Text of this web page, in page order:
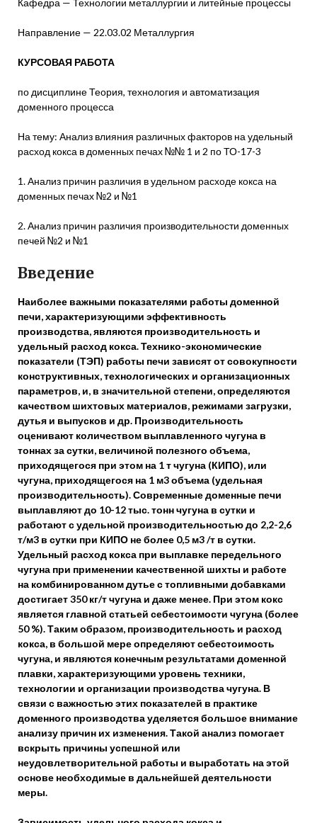
Кафедра — Технологии металлургии и литейные процессы
Направление — 22.03.02 Металлургия
КУРСОВАЯ РАБОТА
по дисциплине Теория, технология и автоматизация
доменного процесса
На тему: Анализ влияния различных факторов на удельный
расход кокса в доменных печах №№ 1 и 2 по ТО-17-3
1. Анализ причин различия в удельном расходе кокса на
доменных печах №2 и №1
2. Анализ причин различия производительности доменных
печей №2 и №1
Введение
Наиболее важными показателями работы доменной
печи, характеризующими эффективность
производства, являются производительность и
удельный расход кокса. Технико-экономические
показатели (ТЭП) работы печи зависят от совокупности
конструктивных, технологических и организационных
параметров, и, в значительной степени, определяются
качеством шихтовых материалов, режимами загрузки,
дутья и выпусков и др. Производительность
оценивают количеством выплавленного чугуна в
тоннах за сутки, величиной полезного объема,
приходящегося при этом на 1 т чугуна (КИПО), или
чугуна, приходящегося на 1 м3 объема (удельная
производительность). Современные доменные печи
выплавляют до 10-12 тыс. тонн чугуна в сутки и
работают с удельной производительностью до 2,2-2,6
т/м3 в сутки при КИПО не более 0,5 м3 /т в сутки.
Удельный расход кокса при выплавке передельного
чугуна при применении качественной шихты и работе
на комбинированном дутье с топливными добавками
достигает 350 кг/т чугуна и даже менее. При этом кокс
является главной статьей себестоимости чугуна (более
50 %). Таким образом, производительность и расход
кокса, в большой мере определяют себестоимость
чугуна, и являются конечным результатами доменной
плавки, характеризующими уровень техники,
технологии и организации производства чугуна. В
связи с важностью этих показателей в практике
доменного производства уделяется большое внимание
анализу причин их изменения. Такой анализ помогает
вскрыть причины успешной или
неудовлетворительной работы и выработать на этой
основе необходимые в дальнейшей деятельности
меры.